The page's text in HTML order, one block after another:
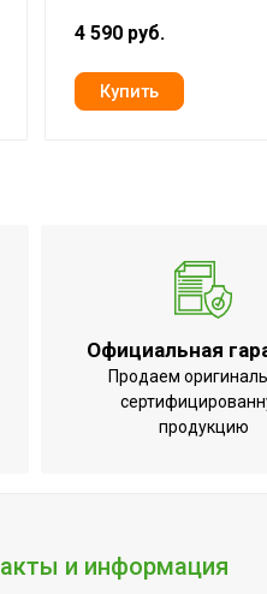
4 590 руб.
Официальная
Продаем
продукцию
и информация